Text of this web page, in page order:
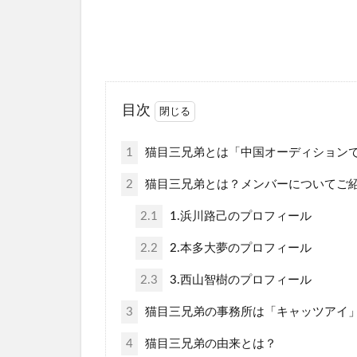
目次
1 猫目三兄弟とは「中国オーディション
2 猫目三兄弟とは？メンバーについてご
2.1 1.浜川路己のプロフィール
2.2 2.本多大夢のプロフィール
2.3 3.西山智樹のプロフィール
3 猫目三兄弟の事務所は「キャッツアイ」
4 猫目三兄弟の由来とは？